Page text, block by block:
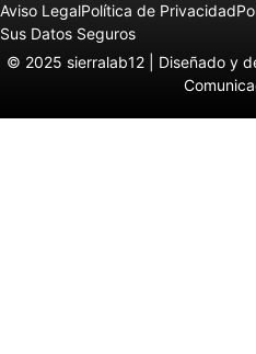
Aviso LegalPolítica de Privacidad
Sus Datos Seguros
© 2025 sierralab12 | Diseñado y